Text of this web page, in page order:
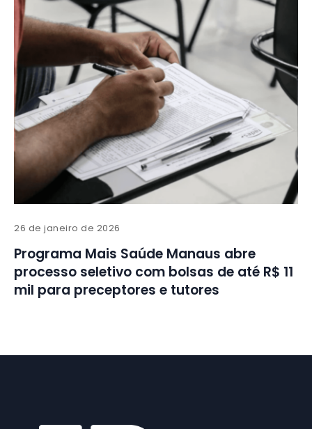
26 de janeiro de 2026
Programa Mais Saúde Manaus abre
processo seletivo com bolsas de até R$ 11
mil para preceptores e tutores